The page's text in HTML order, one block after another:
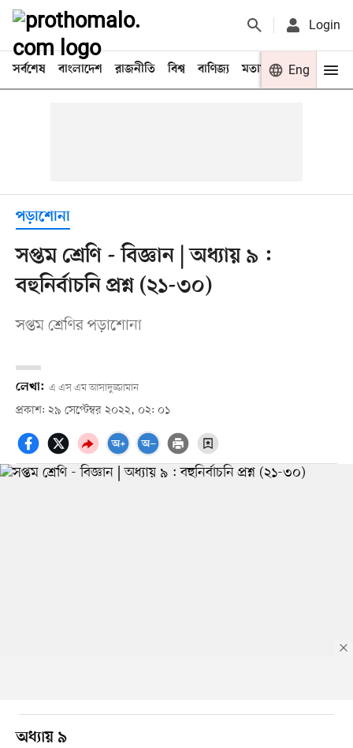
Login
সর্বশেষ বাংলাদেশ রাজনীতি বিশ্ব বাণিজ্য মতামত খেলা
Eng
পড়াশোনা
সপ্তম শ্রেণি - বিজ্ঞান | অধ্যায় ৯ :
বহুনির্বাচনি প্রশ্ন (২১-৩০)
সপ্তম শ্রেণির পড়াশোনা
লেখা: এ এস এম আসাদুজ্জামান
প্রকাশ: ২৯ সেপ্টেম্বর ২০২২, ০২: ০১
অধ্যায় ৯